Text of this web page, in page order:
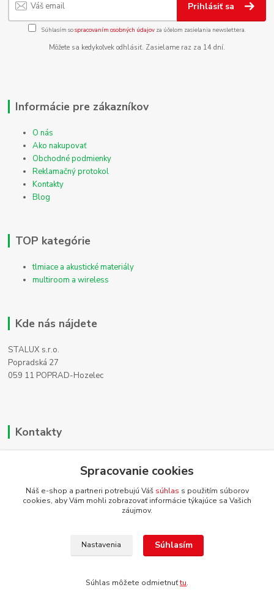
Prihlásiť sa
Súhlasím sospracovaním osobných údajov za účelom zasielania newslettera.
Môžete sa kedykoľvek odhlásiť. Zasielame raz za 14 dní.
Informácie pre zákazníkov
O nás
Ako nakupovať
Obchodné podmienky
Reklamačný protokol
Kontakty
Blog
TOP kategórie
tlmiace a akustické materiály
multiroom a wireless
Kde nás nájdete
STALUX s.r.o.
Popradská 27
059 11 POPRAD-Hozelec
Kontakty
+421 911 990 200
info@homehifi.sk
Spracovanie cookies
Náš e-shop a partneri potrebujú Váš súhlas s použitím súborov
cookies, aby Vám mohli zobrazovať informácie týkajúce sa Vašich
záujmov.
Nastavenia Súhlasím
Súhlas môžete odmietnuťtu.